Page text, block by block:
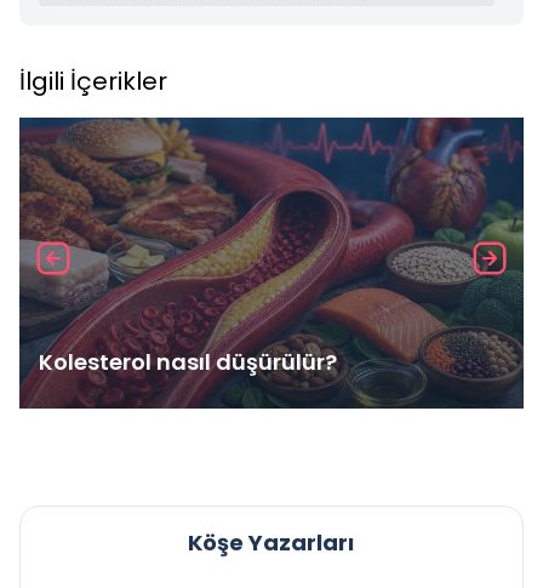
İlgili İçerikler
Kolesterol nasıl düşürülür?
Köşe Yazarları